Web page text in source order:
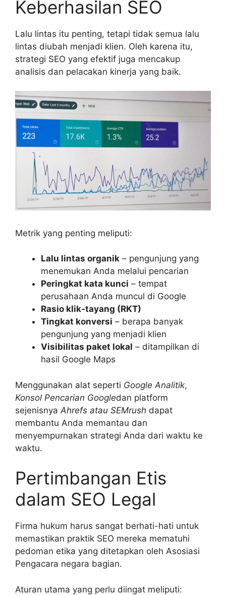
Keberhasilan SEO
Lalu lintas itu penting, tetapi tidak semua lalu
lintas diubah menjadi klien. Oleh karena itu,
strategi SEO yang efektif juga mencakup
analisis dan pelacakan kinerja yang baik.
Metrik yang penting meliputi:
Lalu lintas organik – pengunjung yang
menemukan Anda melalui pencarian
Peringkat kata kunci – tempat
perusahaan Anda muncul di Google
Rasio klik-tayang (RKT)
Tingkat konversi – berapa banyak
pengunjung yang menjadi klien
Visibilitas paket lokal – ditampilkan di
hasil Google Maps
Menggunakan alat seperti Google Analitik,
Konsol Pencarian Googledan platform
sejenisnya Ahrefs atau SEMrush dapat
membantu Anda memantau dan
menyempurnakan strategi Anda dari waktu ke
waktu.
Pertimbangan Etis
dalam SEO Legal
Firma hukum harus sangat berhati-hati untuk
memastikan praktik SEO mereka mematuhi
pedoman etika yang ditetapkan oleh Asosiasi
Pengacara negara bagian.
Aturan utama yang perlu diingat meliputi: